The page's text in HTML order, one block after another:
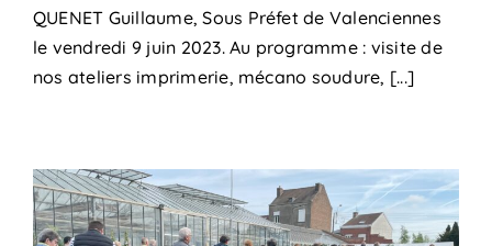
QUENET Guillaume, Sous Préfet de Valenciennes
le vendredi 9 juin 2023. Au programme : visite de
nos ateliers imprimerie, mécano soudure, [...]